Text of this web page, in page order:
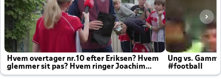
Hvem overtager nr.10 efter Eriksen? Hvem
glemmer sit pas? Hvem ringer Joachim
altid til efter kampe?
Ung vs.
#football